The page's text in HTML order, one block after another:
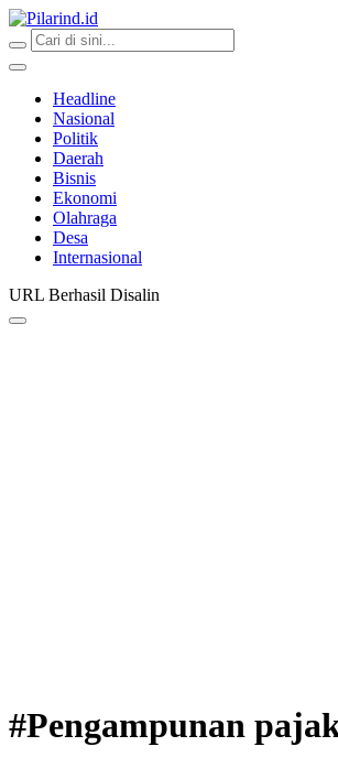
Pilarind.id
Dimana Arah Bangsa Bermula
Headline
Nasional
Politik
Daerah
Bisnis
Ekonomi
Olahraga
Desa
Internasional
URL Berhasil Disalin
#Pengampunan